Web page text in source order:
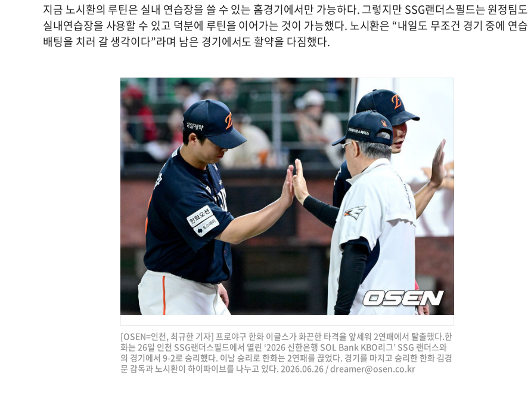
지금 노시환의 루틴은 실내 연습장을 쓸 수 있는 홈경기에서만 가능하다. 그렇지만 SSG랜더스필드는 원정팀도
실내연습장을 사용할 수 있고 덕분에 루틴을 이어가는 것이 가능했다. 노시환은 “내일도 무조건 경기 중에 연습
배팅을 치러 갈 생각이다”라며 남은 경기에서도 활약을 다짐했다.
[OSEN=인천, 최규한 기자] 프로야구 한화 이글스가 화끈한 타격을 앞세워 2연패에서 탈출했다.한
화는 26일 인천 SSG랜더스필드에서 열린 ‘2026 신한은행 SOL Bank KBO리그’ SSG 랜더스와
의 경기에서 9-2로 승리했다. 이날 승리로 한화는 2연패를 끊었다. 경기를 마치고 승리한 한화 김경
문 감독과 노시환이 하이파이브를 나누고 있다. 2026.06.26 /dreamer@osen.co.kr